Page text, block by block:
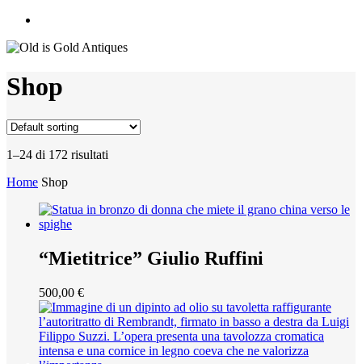
Shop
1–24 di 172 risultati
Home Shop
“Mietitrice” Giulio Ruffini
500,00 €